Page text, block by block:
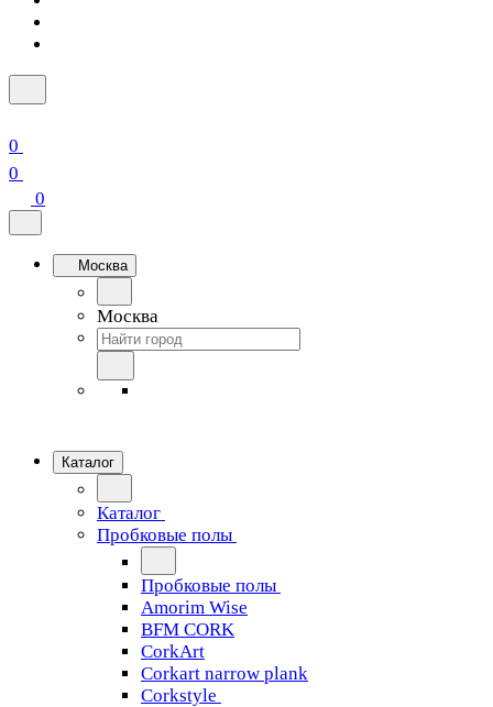
0
0
0
Москва
Москва
Каталог
Каталог
Пробковые полы
Пробковые полы
Amorim Wise
BFM CORK
CorkArt
Corkart narrow plank
Corkstyle